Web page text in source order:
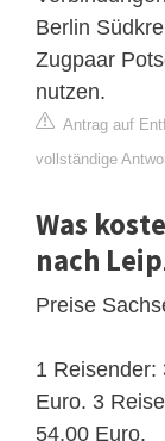
Berlin
Zugpaar
nutzen.
Antrag auf
vollständige
Was
nach
Preise
1 Reisender:
Euro. 3
54,00 Euro.